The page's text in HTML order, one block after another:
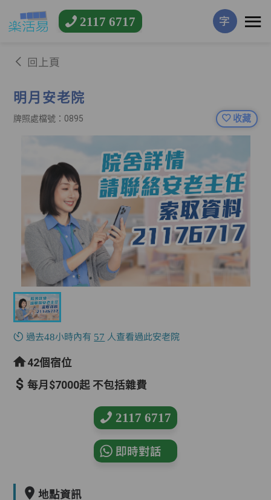
2117 6717 字
回上頁
明月安老院
牌照處檔號：0895 收藏
過去48小時內有 57 人查看過此安老院
42個宿位
每月$7000起 不包括雜費
2117 6717
即時對話
地點資訊